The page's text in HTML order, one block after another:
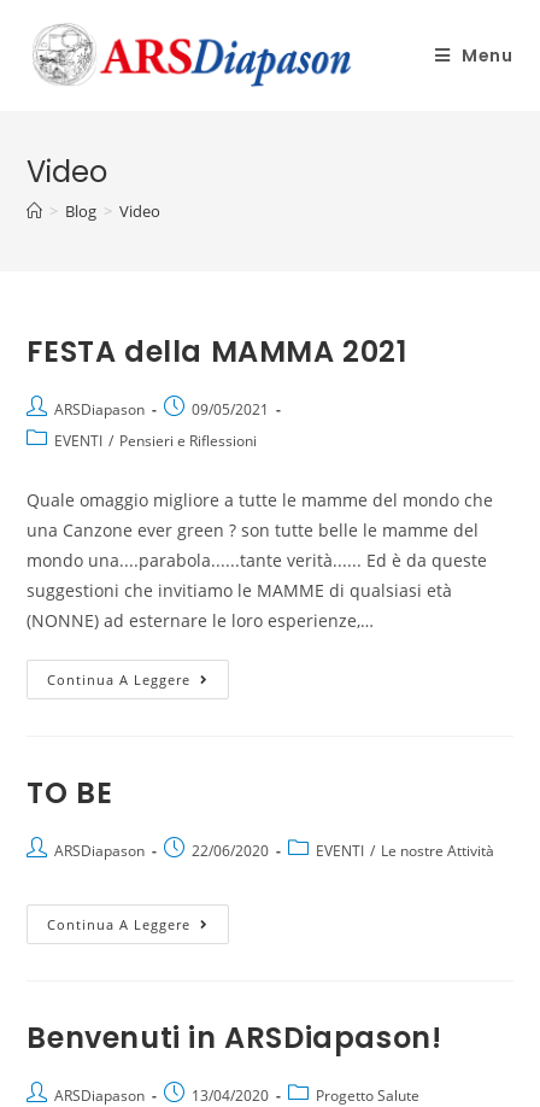
Menu
Video
> Blog > Video
FESTA della MAMMA 2021
ARSDiapason
09/05/2021
EVENTI / Pensieri e Riflessioni
Quale omaggio migliore a tutte le mamme del mondo che
una Canzone ever green ? son tutte belle le mamme del
mondo una....parabola......tante verità...... Ed è da queste
suggestioni che invitiamo le MAMME di qualsiasi età
(NONNE) ad esternare le loro esperienze,…
Continua A Leggere
TO BE
ARSDiapason 22/06/2020 EVENTI / Le nostre Attività
Continua A Leggere
Benvenuti in ARSDiapason!
ARSDiapason 13/04/2020 Progetto Salute